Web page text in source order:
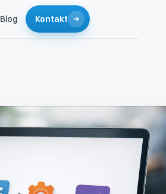
Blog Kontakt